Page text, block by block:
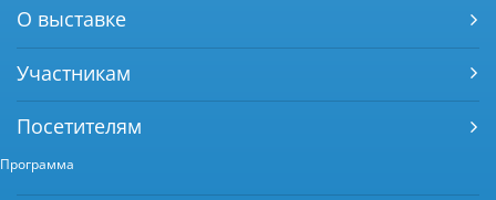
О выставке
Участникам
Посетителям
Программа